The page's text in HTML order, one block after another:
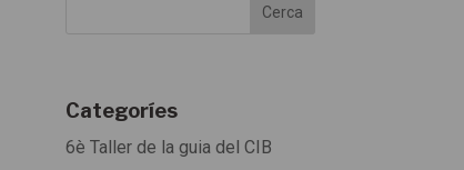
Categoríes
6è Taller de la guia del CIB